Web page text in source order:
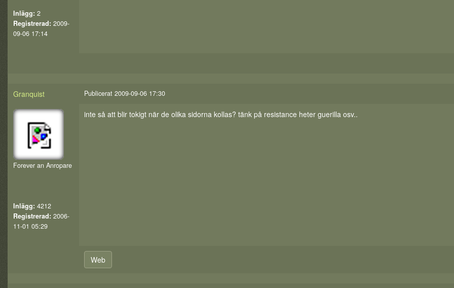
Inlägg: 2
Registrerad: 2009-
09-06 17:14
Granquist Publicerat 2009-09-06 17:30
Forever an Anropare
Inlägg: 4212
Registrerad: 2006-
11-01 05:29
inte så att blir tokigt när de olika sidorna kollas? tänk på resistance heter guerilla osv..
Web